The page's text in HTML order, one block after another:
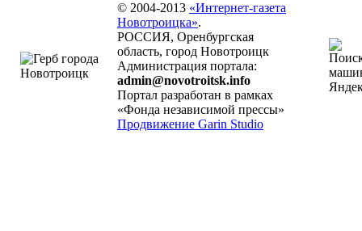
© 2004-2013 «Интернет-газета
Новотроицка».
РОССИЯ, Оренбургская
область, город Новотроицк
Администрация портала:
admin@novotroitsk.info
Портал разработан в рамках
«Фонда независимой прессы»
Продвижение Garin Studio